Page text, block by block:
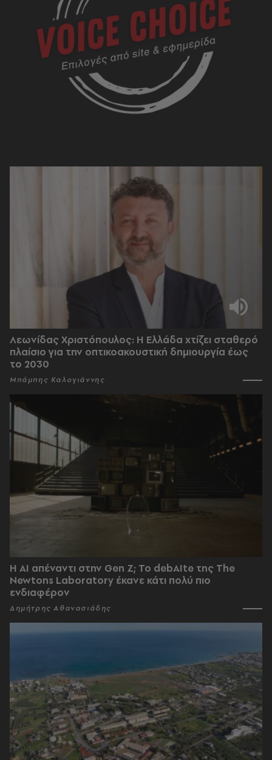
Λεωνίδας Χριστόπουλος: Η Ελλάδα χτίζει σταθερό
πλαίσιο για την οπτικοακουστική δημιουργία έως
το 2030
Μπάμπης Καλογιάννης
Η AI απέναντι στην Gen Z; Το debAIte της The
Newtons Laboratory έκανε κάτι πολύ πιο
ενδιαφέρον
Δημήτρης Αθανασιάδης